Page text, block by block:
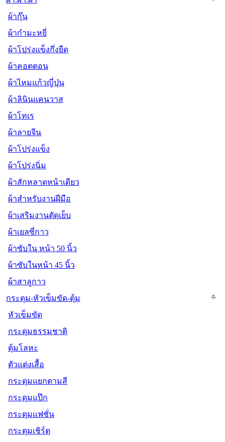
ผ้ากุ๊น
ผ้ากำมะหยี่
ผ้าโปร่งแข็งกึ่งยืด
ผ้าคอตตอน
ผ้าไหมแก้วญี่ปุ่น
ผ้าลินินแคนวาส
ผ้าโทเร
ผ้าลายจีน
ผ้าโปร่งแข็ง
ผ้าโปร่งนิ่ม
ผ้าสักหลาดหน้าเดียว
ผ้าสำหรับงานฝีมือ
ผ้าเสริมงานตัดเย็บ
ผ้าเยลซี่กาว
ผ้าซับใน หน้า 50 นิ้ว
ผ้าซับในหน้า 45 นิ้ว
ผ้าสาลูกาว
กระดุม-หัวเข็มขัด-ตุ้ม
หัวเข็มขัด
กระดุมธรรมชาติ
ตุ้มโลหะ
ตัวแต่งเสื้อ
กระดุมแยกตามสี
กระดุมแป๊ก
กระดุมแฟชั่น
กระดุมเชิร์ต